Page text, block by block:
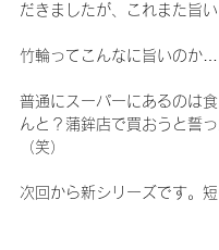
だきましたが、これまた旨い
竹輪ってこんなに旨いのか…
普通にスーパーにあるのは
んと？蒲鉾店で買おうと誓
（笑）
次回から新シリーズです。短